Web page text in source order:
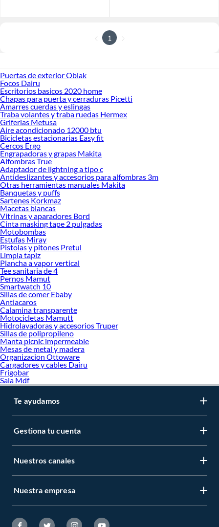
1
Puertas de exterior Oblak
Focos Dairu
Escritorios basicos 2020 home
Chapas para puerta y cerraduras Picetti
Amarres cuerdas y eslingas
Traba volantes y traba ruedas Hermex
Griferias Metusa
Aire acondicionado 12000 btu
Bicicletas estacionarias Easy fit
Cercos Ergo
Engrapadoras y grapas Makita
Alfombras True
Adaptador de lightning a tipo c
Antideslizantes y accesorios para alfombras 3m
Otras herramientas manuales Makita
Banquetas y puffs
Sartenes Korkmaz
Macetas blancas
Vitrinas y aparadores Bord
Cinta masking tape 2 pulgadas
Motobombas
Estufas Miray
Pistolas y pitones Pretul
Limpia tapiz
Plancha a vapor vertical
Tee sanitaria de 4
Pernos Mamut
Smartwatch 10
Sillas de comer Ebaby
Antiacaros
Calamina transparente
Motocicletas Mamutt
Hidrolavadoras y accesorios Truper
Sillas de polipropileno
Manta picnic impermeable
Mesas de metal y madera
Organizacion Ottoware
Cargadores y cables Dairu
Frigobar
Sala Mdf
Te ayudamos
Gestiona tu cuenta
Nuestros canales
Nuestra empresa